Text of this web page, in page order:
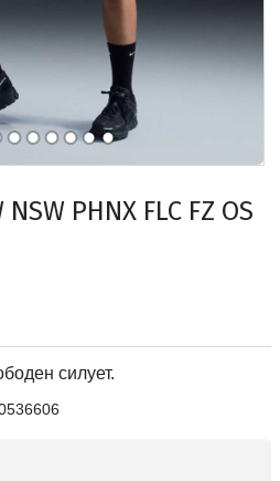
PHNX FLC FZ OS
силует.